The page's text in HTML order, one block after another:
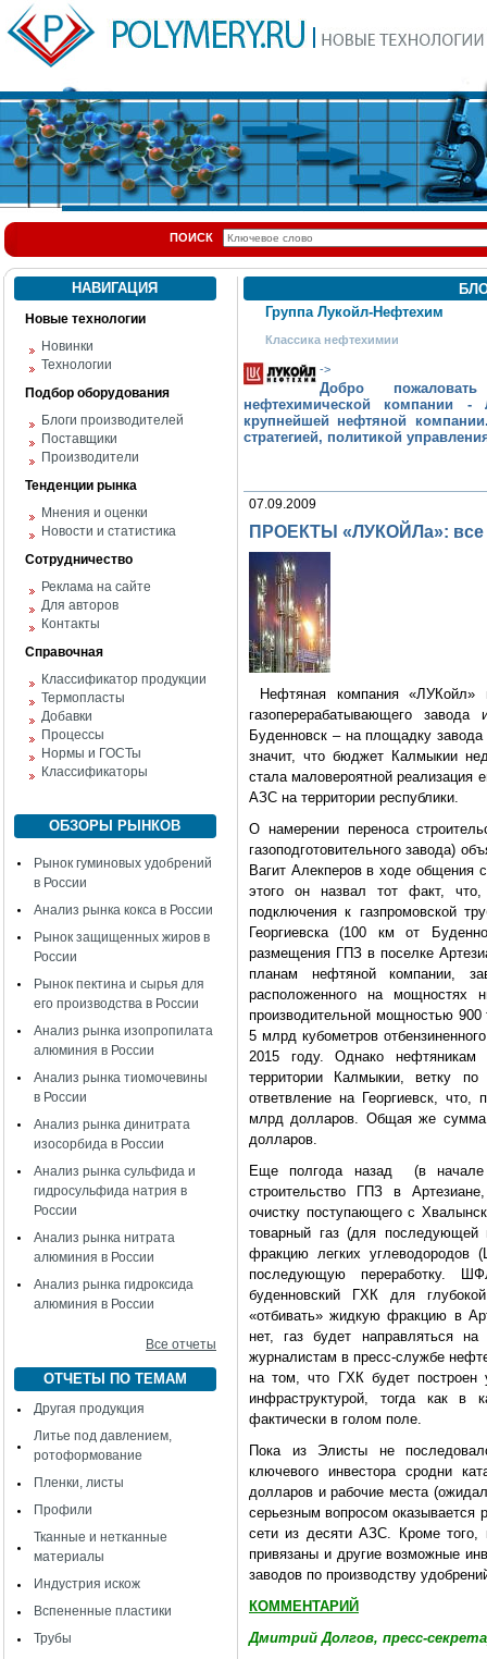
ПОИСК
НАВИГАЦИЯ
Новые технологии
Новинки
Технологии
Подбор оборудования
Блоги производителей
Поставщики
Производители
Тенденции рынка
Мнения и оценки
Новости и статистика
Сотрудничество
Реклама на сайте
Для авторов
Контакты
Справочная
Классификатор продукции
Термопласты
Добавки
Процессы
Нормы и ГОСТы
Классификаторы
ОБЗОРЫ РЫНКОВ
Рынок гуминовых удобрений
в России
Анализ рынка кокса в России
Рынок защищенных жиров в
России
Рынок пектина и сырья для
его производства в России
Анализ рынка изопропилата
алюминия в России
Анализ рынка тиомочевины
в России
Анализ рынка динитрата
изосорбида в России
Анализ рынка сульфида и
гидросульфида натрия в
России
Анализ рынка нитрата
алюминия в России
Анализ рынка гидроксида
алюминия в России
Все отчеты
ОТЧЕТЫ ПО ТЕМАМ
Другая продукция
Литье под давлением,
ротоформование
Пленки, листы
Профили
Тканные и нетканные
материалы
Индустрия искож
Вспененные пластики
Трубы
Группа Лукойл-Нефтехим
Классика нефтехимии
->
Добро
нефтехимической компании
крупнейшей нефтяной
стратегией, политикой
07.09.2009
ПРОЕКТЫ «ЛУКОЙЛа»: все
Нефтяная компания «ЛУКойл»
газоперерабатывающего
Буденновск – на площадку
значит, что бюджет Калмыкии
стала маловероятной реализация
АЗС на территории республики.
О намерении переноса
газоподготовительного завода)
Вагит Алекперов в ходе общения
этого он назвал тот факт,
подключения к газпромовской
Георгиевска (100 км от
размещения ГПЗ в поселке
планам нефтяной компании,
расположенного на мощностях
производительной мощностью
5 млрд кубометров
2015 году. Однако нефтяникам
территории Калмыкии, ветку
ответвление на Георгиевск,
млрд долларов. Общая же сумма
долларов.
Еще полгода назад (в начале
строительство ГПЗ в
очистку поступающего с
товарный газ (для последующей
фракцию легких углеводородов
последующую переработку.
буденновский ГХК для
«отбивать» жидкую фракцию в
нет, газ будет направляться
журналистам в пресс-службе
на том, что ГХК будет построен
инфраструктурой, тогда как в
фактически в голом поле.
Пока из Элисты не
ключевого инвестора сродни
долларов и рабочие места
серьезным вопросом оказывается
сети из десяти АЗС. Кроме того,
привязаны и другие возможные
заводов по производству
КОММЕНТАРИЙ
Дмитрий Долгов, пресс-